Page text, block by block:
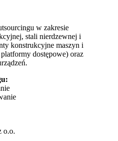
w zakresie
stali nierdzewnej i
konstrukcyjne maszyn i
dostępowe) oraz
o.o.